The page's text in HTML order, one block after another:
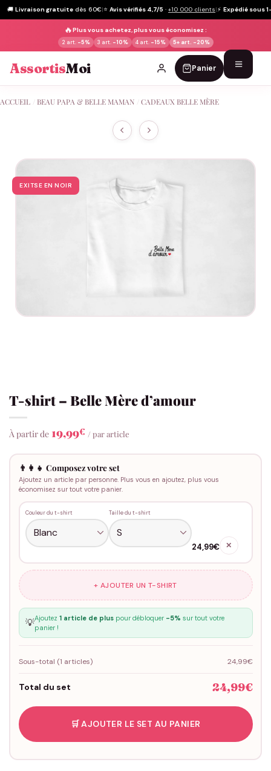
🚚 Livraison gratuite dès 60€|⭐ Avis vérifiés 4,7/5 · +10 000 clients|⚡ Expédié sous
🔥Plus vous achetez, plus vous économisez :
2 art. -5% 3 art. -10% 4 art. -15% 5+ art. -20%
AssortisMoi Panier
au
ACCUEIL BEAU PAPA & BELLE MAMAN CADEAUX BELLE MÈRE
EXITSE EN NOIR
T-shirt – Belle Mère d’amour
À partir de 19,99€ / par article
👨‍👩‍👧 Composez votre set
Ajoutez un article par personne. Plus vous en ajoutez, plus vous
économisez sur tout votre panier.
Couleur du t-shirt Taille du t-shirt
24,99€ ✕
+ AJOUTER UN T-SHIRT
💡Ajoutez 1 article de pluspour débloquer -5% sur tout votre
panier !
Sous-total (1 articles) 24,99€
Total du set 24,99€
🛒 AJOUTER LE SET AU PANIER